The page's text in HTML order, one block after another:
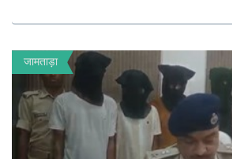
जामताड़ा